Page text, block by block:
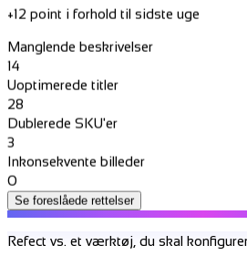
+12 point i forhold til sidste uge
Manglende beskrivelser
14
Uoptimerede titler
28
Dublerede SKU'er
3
Inkonsekvente billeder
0
Se foreslåede rettelser
Refect vs. et værktøj, du skal